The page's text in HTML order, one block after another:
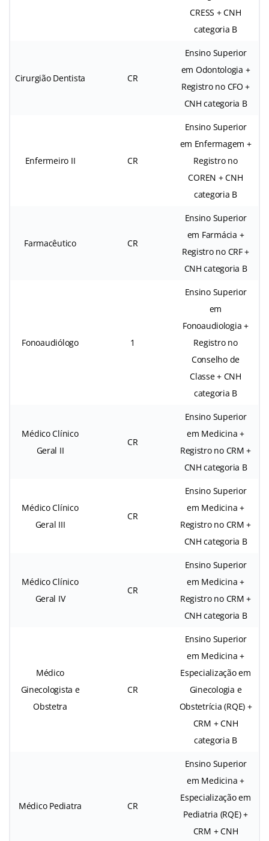
CRESS + CNH
categoria B
Cirurgião Dentista CR
Ensino Superior
em Odontologia +
Registro no CFO +
CNH categoria B
Enfermeiro II CR
Ensino Superior
em Enfermagem +
Registro no
COREN + CNH
categoria B
Farmacêutico CR
Ensino Superior
em Farmácia +
Registro no CRF +
CNH categoria B
Fonoaudiólogo 1
Ensino Superior
em
Fonoaudiologia +
Registro no
Conselho de
Classe + CNH
categoria B
Médico Clínico
Geral II
CR
Ensino Superior
em Medicina +
Registro no CRM +
CNH categoria B
Médico Clínico
Geral III
CR
Ensino Superior
em Medicina +
Registro no CRM +
CNH categoria B
Médico Clínico
Geral IV
CR
Ensino Superior
em Medicina +
Registro no CRM +
CNH categoria B
Médico
Ginecologista e
Obstetra
CR
Ensino Superior
em Medicina +
Especialização em
Ginecologia e
Obstetrícia (RQE) +
CRM + CNH
categoria B
Médico Pediatra CR
Ensino Superior
em Medicina +
Especialização em
Pediatria (RQE) +
CRM + CNH